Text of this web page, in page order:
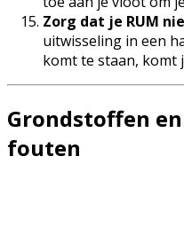
Zorg dat je RUM
uitwisseling in een
komt te staan, komt
Grondstoffen
fouten